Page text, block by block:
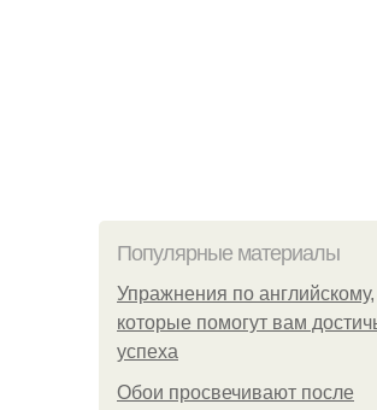
Популярные материалы
Упражнения по английскому,
которые помогут вам
успеха
Обои просвечивают после